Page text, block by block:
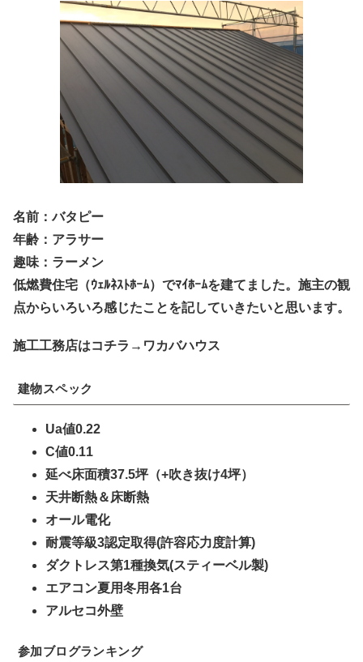
名前：バタピー
年齢：アラサー
趣味：ラーメン
低燃費住宅（ｳｪﾙﾈｽﾄﾎｰﾑ）でﾏｲﾎｰﾑを建てました。施主の観
点からいろいろ感じたことを記していきたいと思います。
施工工務店はコチラ→ワカバハウス
建物スペック
Ua値0.22
C値0.11
延べ床面積37.5坪（+吹き抜け4坪）
天井断熱＆床断熱
オール電化
耐震等級3認定取得(許容応力度計算)
ダクトレス第1種換気(スティーベル製)
エアコン夏用冬用各1台
アルセコ外壁
参加ブログランキング